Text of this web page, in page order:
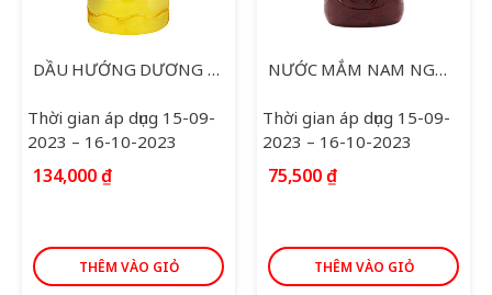
DẦU HƯỚNG DƯƠNG SIMPLY 2L
Thời gian áp dụng 15-09-
2023 – 16-10-2023
134,000₫
THÊM VÀO GIỎ
NƯỚC MẮM NAM NGƯ SIÊU TIẾT KIỆM 4.8L
Thời gian áp dụng 15-09-
2023 – 16-10-2023
75,500₫
THÊM VÀO GIỎ